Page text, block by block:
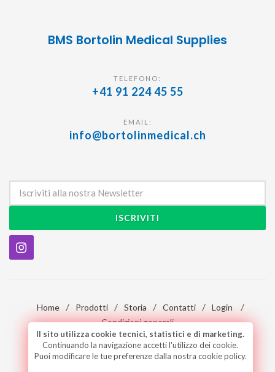
BMS Bortolin Medical Supplies
TELEFONO:
+41 91 224 45 55
EMAIL:
info@bortolinmedical.ch
ISCRIVITI
Home / Prodotti / Storia / Contatti / Login /
Condizioni generali
Designed byABDigital.ch
Il sito utilizza cookie tecnici, statistici e di marketing.
Continuando la navigazione accetti l'utilizzo dei cookie.
Puoi modificare le tue preferenze dalla nostra cookie policy.